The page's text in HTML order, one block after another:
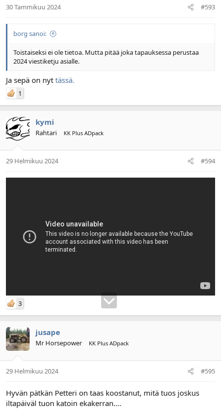
30 Tammikuu 2024 #593
borg sanoi:
Toistaiseksi ei ole tietoa. Mutta pitää joka tapauksessa perustaa
2024 viestiketju asialle.
Ja sepä on nyt tässä.
1
kymi
Rahtari KK Plus ADpack
29 Helmikuu 2024 #594
3
jusape
Mr Horsepower KK Plus ADpack
29 Helmikuu 2024 #595
Hyvän pätkän Petteri on taas koostanut, mitä tuos joskus
iltapäiväl tuon katoin ekakerran....